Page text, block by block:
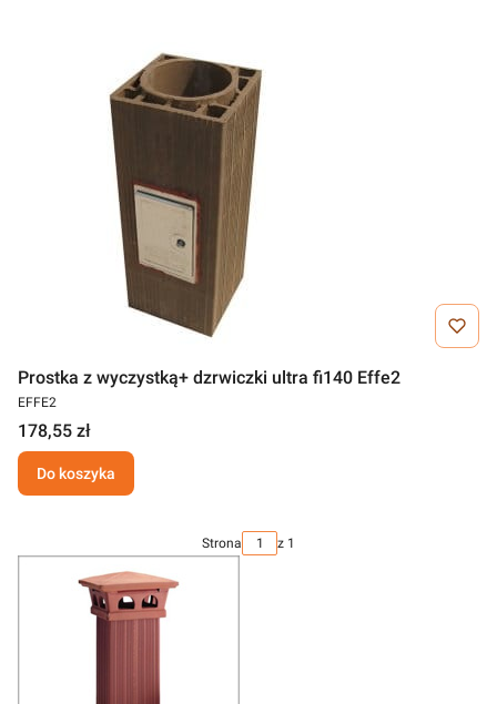
Prostka z wyczystką+ dzrwiczki ultra fi140 Effe2
EFFE2
178,55 zł
Do koszyka
Strona z 1